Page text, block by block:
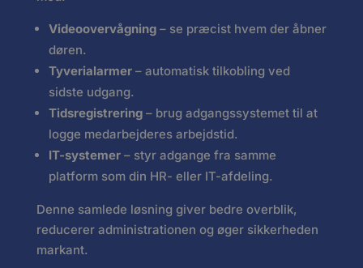
Videoovervågning– se præcist hvem der åbner
døren.
Tyverialarmer– automatisk tilkobling ved
sidste udgang.
Tidsregistrering– brug adgangssystemet til at
logge medarbejderes arbejdstid.
IT-systemer– styr adgange fra samme
platform som din HR- eller IT-afdeling.
Denne samlede løsning giver bedre overblik,
reducerer administrationen og øger sikkerheden
markant.